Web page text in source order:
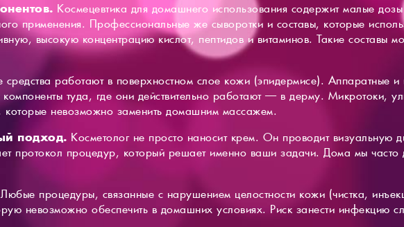
Космецевтика для домашнего использования содержит малые дозы
применения. Профессиональные же сыворотки и составы, которые
высокую концентрацию кислот, пептидов и витаминов. Такие составы
работают в поверхностном слое кожи (эпидермисе). Аппаратные и
компоненты туда, где они действительно работают — в дерму. Микротоки,
невозможно заменить домашним массажем.
подход. Косметолог не просто наносит крем. Он проводит визуальную
протокол процедур, который решает именно ваши задачи. Дома мы часто
Любые процедуры, связанные с нарушением целостности кожи (чистка,
невозможно обеспечить в домашних условиях. Риск занести инфекцию